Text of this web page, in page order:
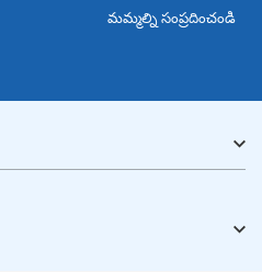
మమ్మల్ని సంప్రదించండి